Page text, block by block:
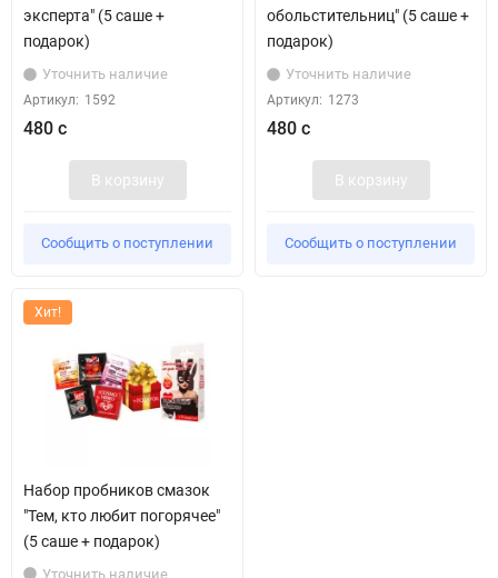
эксперта" (5 саше +
подарок)
Уточнить наличие
Артикул: 1592
480 с
В корзину
Сообщить о поступлении
обольстительниц" (5 саше +
подарок)
Уточнить наличие
Артикул: 1273
480 с
В корзину
Сообщить о поступлении
Хит!
Набор пробников смазок
"Тем, кто любит погорячее"
(5 саше + подарок)
Уточнить наличие